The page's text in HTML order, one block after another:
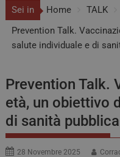
Sei in Home TALK
Prevention Talk.
salute individuale e di
Prevention Talk.
età, un obiettivo
di sanità pubblica
28 Novembre 2025